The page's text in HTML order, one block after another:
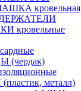
кровельная
кровельные
(чердак)
металл)